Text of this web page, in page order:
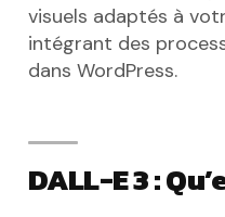
visuels adaptés à
intégrant des
dans WordPress.
DALL-E 3 :